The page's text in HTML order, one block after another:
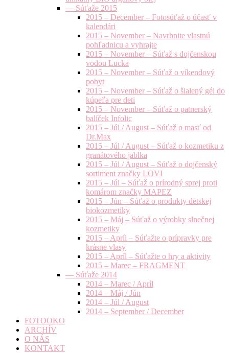
— Súťaže 2015
2015 – December – Fotosúťaž o účasť v
kalendári
2015 – November – Navrhnite vlastnú
pohľadnicu a vyhrajte
2015 – November – Súťaž s dojčenskou
vodou Lucka
2015 – November – Súťaž o víkendový
pobyt
2015 – November – Súťaž o šialený gél do
kúpeľa pre deti
2015 – November – Súťaž o patnerský
balíček Infolic
2015 – Júl / August – Súťaž o masť od
Dr.Max
2015 – Júl / August – Súťaž o kozmetiku z
granátového jablka
2015 – Júl / August – Súťaž o dojčenský
sortiment značky LOVI
2015 – Júl – Súťaž o prírodný sprej proti
komárom značky MAPEZ
2015 – Jún – Súťaž o produkty detskej
biokozmetiky
2015 – Máj – Súťaž o výrobky slnečnej
kozmetiky
2015 – Apríl – Súťažte o prípravky pre
krásne vlasy
2015 – Apríl – Súťažte o hry a aktivity
2015 – Marec – FRAGMENT
— Súťaže 2014
2014 – Marec / Apríl
2014 – Máj / Jún
2014 – Júl / August
2014 – September / December
FOTOOKO
ARCHÍV
O NÁS
KONTAKT